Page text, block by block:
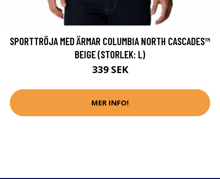
SPORTTRÖJA MED ÄRMAR COLUMBIA NORTH CASCADES™
BEIGE (STORLEK: L)
339 SEK
MER INFO!